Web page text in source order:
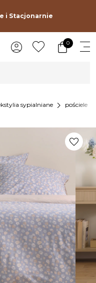
i Stacjonarnie
0
sypialniane chevron_right pościele
favorite